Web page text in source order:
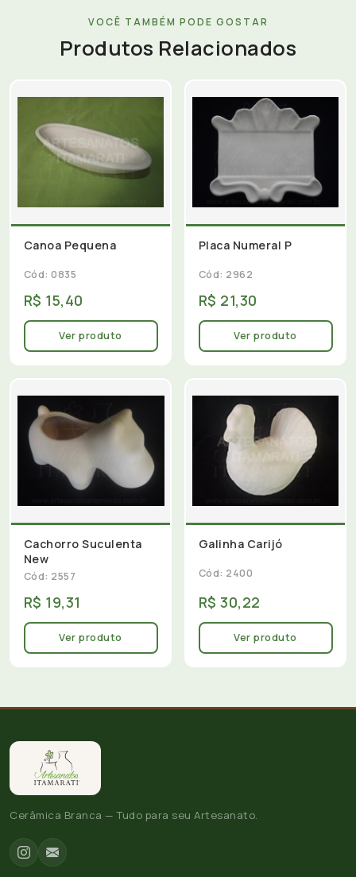
VOCÊ TAMBÉM PODE GOSTAR
Produtos Relacionados
Canoa Pequena
Cód: 0835
R$ 15,40
Ver produto
Placa Numeral P
Cód: 2962
R$ 21,30
Ver produto
Cachorro Suculenta
New
Cód: 2557
R$ 19,31
Ver produto
Galinha Carijó
Cód: 2400
R$ 30,22
Ver produto
Cerâmica Branca — Tudo para seu Artesanato.